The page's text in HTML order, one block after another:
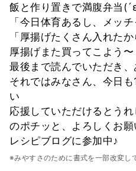
飯と作り置きで満腹弁当
「今日体育あるし、メッ
「厚揚げたくさん入れた
厚揚げまた買ってこよう〜
最後まで読んでいただき
それではみなさん、今日
い
応援していただけるとうれ
のポチッと、よろしくお願
レシピブログに参加中♪
※みやすさのために書式を一部改変し